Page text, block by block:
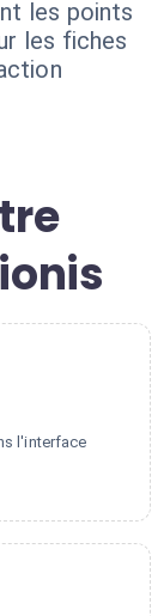
les points
les fiches
l'interface